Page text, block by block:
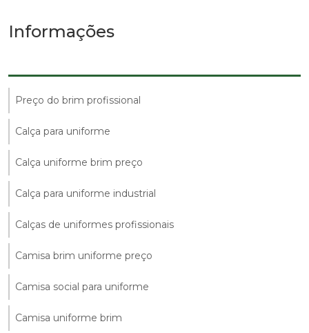
Informações
Preço do brim profissional
Calça para uniforme
Calça uniforme brim preço
Calça para uniforme industrial
Calças de uniformes profissionais
Camisa brim uniforme preço
Camisa social para uniforme
Camisa uniforme brim